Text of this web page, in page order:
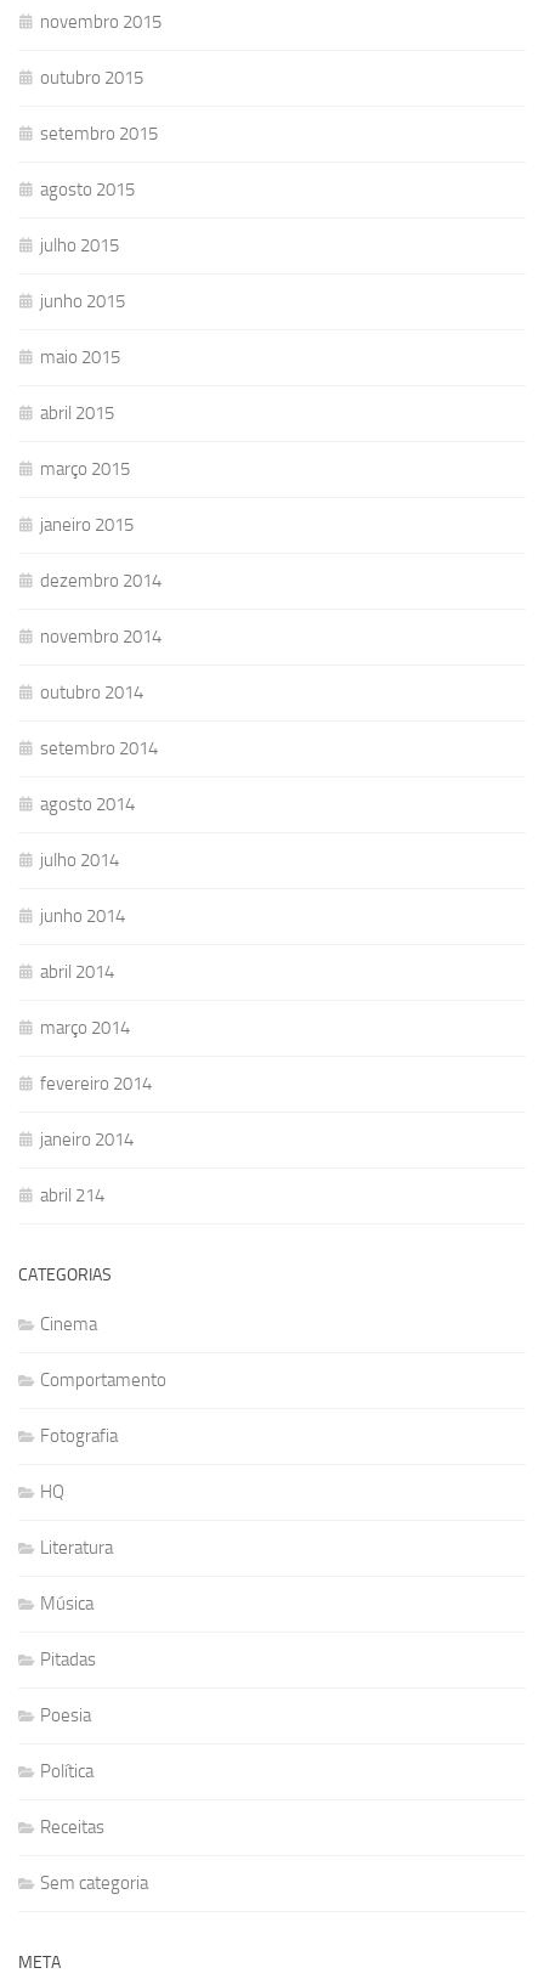
novembro 2015
outubro 2015
setembro 2015
agosto 2015
julho 2015
junho 2015
maio 2015
abril 2015
março 2015
janeiro 2015
dezembro 2014
novembro 2014
outubro 2014
setembro 2014
agosto 2014
julho 2014
junho 2014
abril 2014
março 2014
fevereiro 2014
janeiro 2014
abril 214
CATEGORIAS
Cinema
Comportamento
Fotografia
HQ
Literatura
Música
Pitadas
Poesia
Política
Receitas
Sem categoria
META